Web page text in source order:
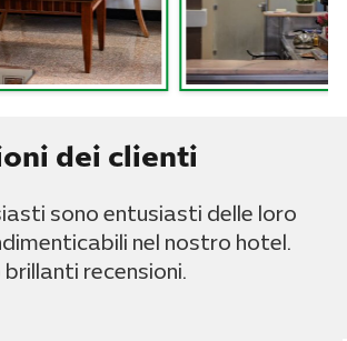
dei clienti
sono entusiasti delle loro
nel nostro hotel.
recensioni.